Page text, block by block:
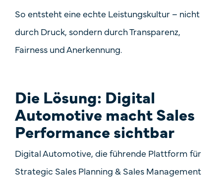
So entsteht eine echte Leistungskultur – nicht
durch Druck, sondern durch Transparenz,
Fairness und Anerkennung.
Die Lösung: Digital
Automotive macht Sales
Performance sichtbar
Digital Automotive, die führende Plattform für
Strategic Sales Planning & Sales Management